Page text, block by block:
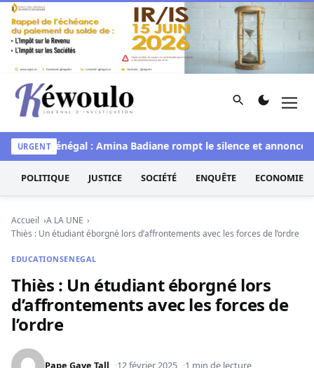
Aller au contenu
Kéwoulo, le premier site d'information et d'investigation
Rechercher
URGENT
Miss Sénégal : Amina Badiane rompt le silence et annonce
POLITIQUE JUSTICE SOCIÉTÉ ENQUÊTE ECONOMIE
Accueil
A LA UNE
Thiès : Un étudiant éborgné lors d’affrontements avec les forces de l’ordre
EDUCATIONSENEGAL
Thiès : Un étudiant éborgné lors
d’affrontements avec les forces de
l’ordre
Pape Gaye Tall 12 février 2025 1 min de lecture